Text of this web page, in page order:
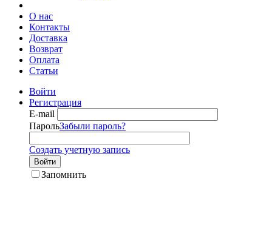
О нас
Контакты
Доставка
Возврат
Оплата
Статьи
Войти
Регистрация
E-mail
ПарольЗабыли пароль?
Создать учетную запись
Войти
Запомнить